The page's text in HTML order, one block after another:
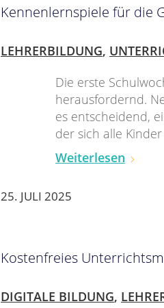
Kennenlernspiele für die
LEHRERBILDUNG,
Die erste
herausfordernd.
es entscheidend,
der sich alle
Weiterlesen
25. JULI 2025
Kostenfreies
DIGITALE BILDUNG,